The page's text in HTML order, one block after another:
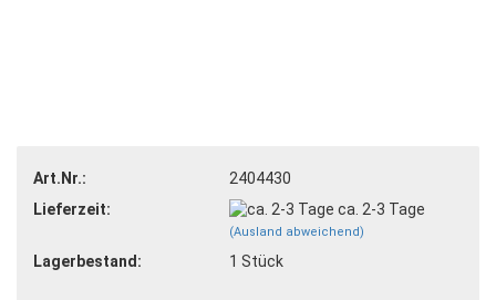
Art.Nr.:
2404430
Lieferzeit:
ca. 2-3 Tage
(Ausland abweichend)
Lagerbestand: 1 Stück